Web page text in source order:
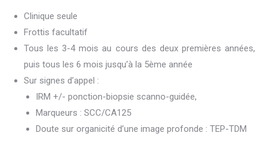
Clinique seule
Frottis facultatif
Tous les 3-4 mois au cours des deux premières années,
puis tous les 6 mois jusqu’à la 5ème année
Sur signes d’appel :
IRM +/- ponction-biopsie scanno-guidée,
Marqueurs : SCC/CA125
Doute sur organicité d’une image profonde : TEP-TDM